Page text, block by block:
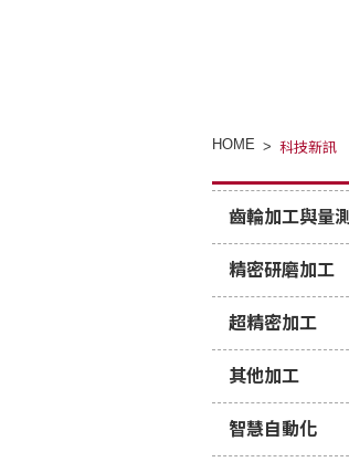
HOME 科技新訊
齒輪加工與量測
精密研磨加工
超精密加工
其他加工
智慧自動化